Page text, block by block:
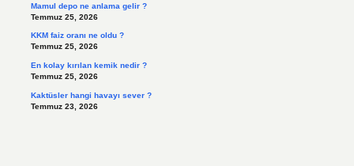
Mamul depo ne anlama gelir ?
Temmuz 25, 2026
KKM faiz oranı ne oldu ?
Temmuz 25, 2026
En kolay kırılan kemik nedir ?
Temmuz 25, 2026
Kaktüsler hangi havayı sever ?
Temmuz 23, 2026